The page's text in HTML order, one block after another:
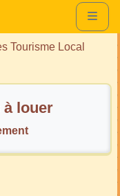
Tourisme Local
à louer